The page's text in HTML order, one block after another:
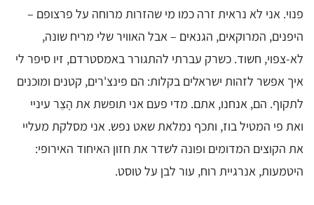
פנוי. אני לא נראית זרה כמו מי שהזרות מרוחה על פרצופם –
היפנים, המרוקאים, הגנאים – אבל האוויר שלי מריח שונה,
לא-צפוי, חשוד. כשרק עברתי להתגורר באמסטרדם, זיו סיפר לי
איך אפשר לזהות ישראלים בקלות: הם פינצ'רים, קטנים ומוכנים
לתקוף. הם, אנחנו, אתם. מדי פעם אני תופשת את הָצֵר עיניי
ואת פי המטיל בוז, ותכף נמלאת שאט נפש. אני מסלקת מעליי
את הקוצים המדומים ופונה לשדר את חזון האיחוד האירופי:
היטמעות, אנרגיית רוח, עור לבן על טוסט.